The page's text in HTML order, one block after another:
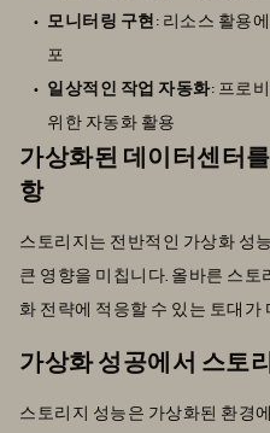
모니터링 구현: 리소스 활용
포
일상적인 작업 자동화: 프로
위한 자동화 활용
가상화된 데이터센터
항
스토리지는 전반적인 가상화 성
큰 영향을 미칩니다. 올바른 스
화 전략에 적응할 수 있는 토대가
가상화 성공에서 스토
스토리지 성능은 가상화된 환경